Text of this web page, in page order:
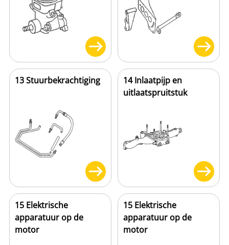
13 Stuurbekrachtiging
14 Inlaatpijp en
uitlaatspruitstuk
15 Elektrische
apparatuur op de
motor
15 Elektrische
apparatuur op de
motor